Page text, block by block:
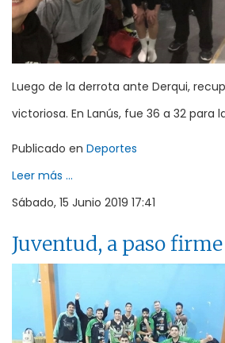
Luego de la derrota ante Derqui,
victoriosa. En Lanús, fue 36 a 32 para
Publicado en Deportes
Leer más ...
Sábado, 15 Junio 2019 17:41
Juventud, a paso firme